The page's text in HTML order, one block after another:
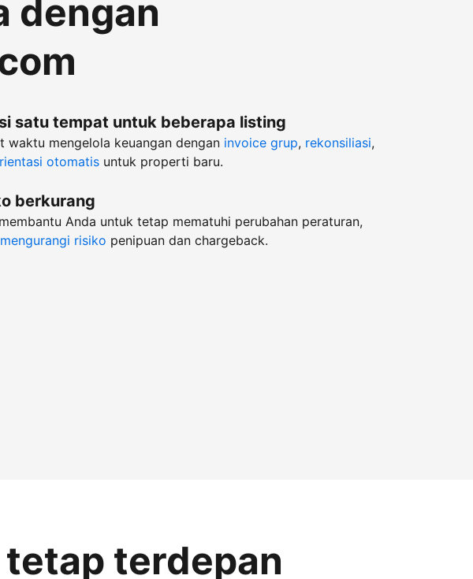
dengan
satu tempat untuk beberapa listing
waktu mengelola keuangan dengan invoice grup, rekonsiliasi,
otomatis untuk properti baru.
berkurang
Anda untuk tetap mematuhi perubahan peraturan,
mengurangi risiko penipuan dan chargeback.
terdepan